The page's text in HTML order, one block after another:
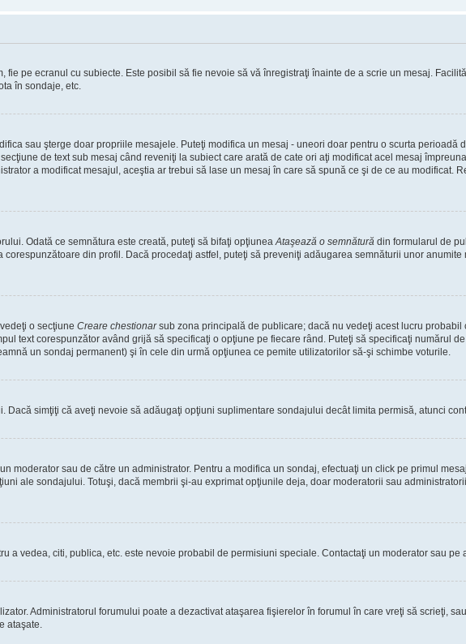
pe ecranul cu subiecte. Este posibil să fie nevoie să vă înregistraţi înainte de a scrie un mesaj.
în sondaje, etc.
sau şterge doar propriile mesajele. Puteţi modifica un mesaj - uneori doar pentru o scurta perioadă
de text sub mesaj când reveniţi la subiect care arată de cate ori aţi modificat acel mesaj
a modificat mesajul, aceştia ar trebui să lase un mesaj în care să spună ce şi de ce au modificat.
Odată ce semnătura este creată, puteţi să bifaţi opţiuneaAtaşează o semnătură din formularul de
din profil. Dacă procedaţi astfel, puteţi să preveniţi adăugarea semnăturii unor
o secţiune Creare chestionarsub zona principală de publicare; dacă nu vedeţi acest lucru
text corespunzător având grijă să specificaţi o opţiune pe fiecare rând. Puteţi să specificaţi numărul
un sondaj permanent) şi în cele din urmă opţiunea ce pemite utilizatorilor să-şi schimbe voturile.
simţiţi că aveţi nevoie să adăugaţi opţiuni suplimentare sondajului decât limita permisă, atunci
moderator sau de către un administrator. Pentru a modifica un sondaj, efectuaţi un click pe primul
ale sondajului. Totuşi, dacă membrii şi-au exprimat opţiunile deja, doar moderatorii sau
a vedea, citi, publica, etc. este nevoie probabil de permisiuni speciale. Contactaţi un moderator sau
Administratorul forumului poate a dezactivat ataşarea fişierelor în forumul în care vreţi să scrieţi,
ataşate.